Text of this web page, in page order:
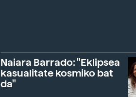
Naiara Barrado: "Eklipsea
kasualitate kosmiko bat
da"